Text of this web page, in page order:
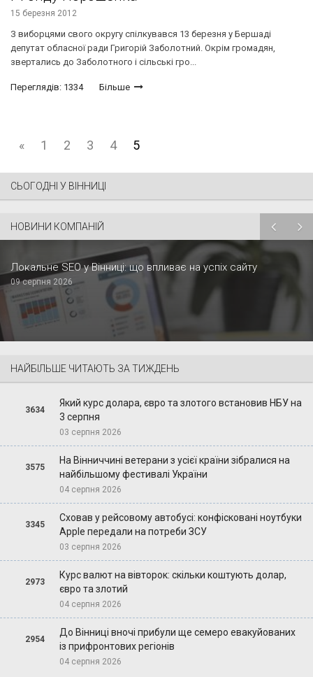
15 березня 2012
З виборцями свого округу спілкувався 13 березня у Бершаді
депутат обласної ради Григорій Заболотний. Окрім громадян,
звертались до Заболотного і сільські гро...
Переглядів: 1334 Більше
« 1 2 3 4 5
СЬОГОДНІ У ВІННИЦІ
НОВИНИ КОМПАНІЙ
Локальне SEO у Вінниці: що впливає на успіх сайту
09 серпня 2026
НАЙБІЛЬШЕ ЧИТАЮТЬ ЗА ТИЖДЕНЬ
3634
Який курс долара, євро та злотого встановив НБУ на
3 серпня
03 серпня 2026
3575
На Вінниччині ветерани з усієї країни зібралися на
найбільшому фестивалі України
04 серпня 2026
3345
Сховав у рейсовому автобусі: конфісковані ноутбуки
Apple передали на потреби ЗСУ
03 серпня 2026
2973
Курс валют на вівторок: скільки коштують долар,
євро та злотий
04 серпня 2026
2954
До Вінниці вночі прибули ще семеро евакуйованих
із прифронтових регіонів
04 серпня 2026